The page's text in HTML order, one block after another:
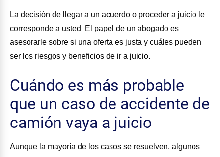
La decisión de llegar a un acuerdo o proceder a juicio le
corresponde a usted. El papel de un abogado es
asesorarle sobre si una oferta es justa y cuáles pueden
ser los riesgos y beneficios de ir a juicio.
Cuándo es más probable
que un caso de accidente de
camión vaya a juicio
Aunque la mayoría de los casos se resuelven, algunos